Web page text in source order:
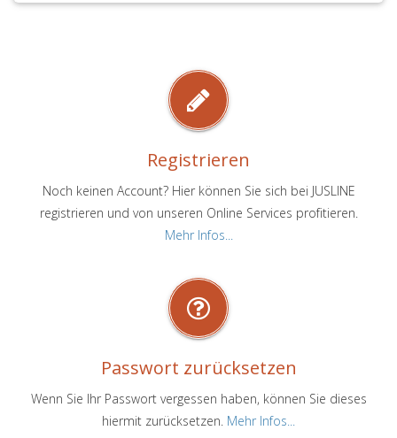
Registrieren
Noch keinen Account? Hier können Sie sich bei JUSLINE
registrieren und von unseren Online Services profitieren.
Mehr Infos...
Passwort zurücksetzen
Wenn Sie Ihr Passwort vergessen haben, können Sie dieses
hiermit zurücksetzen. Mehr Infos...